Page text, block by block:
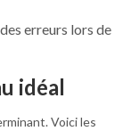
erreurs lors de
idéal
Voici les